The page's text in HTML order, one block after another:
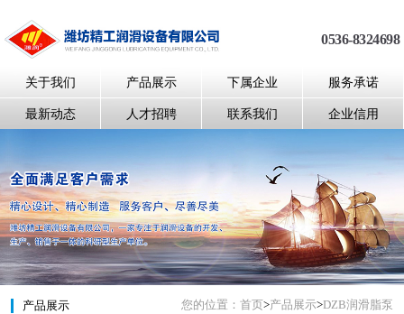
0536-8324698
关于我们 产品展示 下属企业 服务承诺
最新动态 人才招聘 联系我们 企业信用
产品展示 您的位置： 首页>产品展示>DZB润滑脂泵